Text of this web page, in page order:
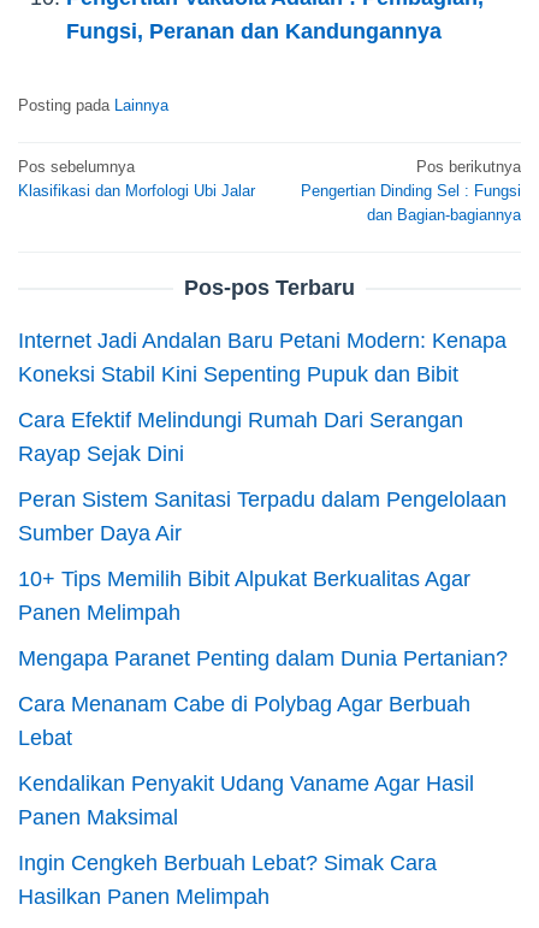
Fungsi, Peranan dan Kandungannya
Posting pada Lainnya
Navigasi
pos
Pos sebelumnya
Klasifikasi dan Morfologi Ubi Jalar
Pos berikutnya
Pengertian Dinding Sel : Fungsi
dan Bagian-bagiannya
Pos-pos Terbaru
Internet Jadi Andalan Baru Petani Modern: Kenapa
Koneksi Stabil Kini Sepenting Pupuk dan Bibit
Cara Efektif Melindungi Rumah Dari Serangan
Rayap Sejak Dini
Peran Sistem Sanitasi Terpadu dalam Pengelolaan
Sumber Daya Air
10+ Tips Memilih Bibit Alpukat Berkualitas Agar
Panen Melimpah
Mengapa Paranet Penting dalam Dunia Pertanian?
Cara Menanam Cabe di Polybag Agar Berbuah
Lebat
Kendalikan Penyakit Udang Vaname Agar Hasil
Panen Maksimal
Ingin Cengkeh Berbuah Lebat? Simak Cara
Hasilkan Panen Melimpah